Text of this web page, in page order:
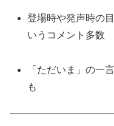
登場時や発声時の
いうコメント多数
「ただいま」の一
も